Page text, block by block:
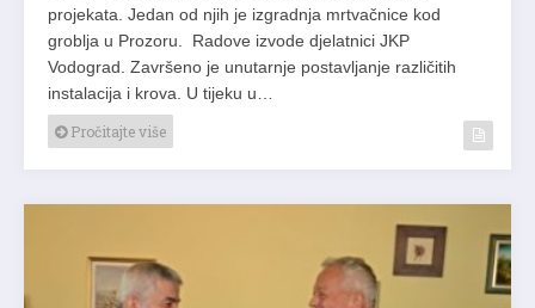
projekata. Jedan od njih je izgradnja mrtvačnice kod
groblja u Prozoru. Radove izvode djelatnici JKP
Vodograd. Završeno je unutarnje postavljanje različitih
instalacija i krova. U tijeku u…
Pročitajte više